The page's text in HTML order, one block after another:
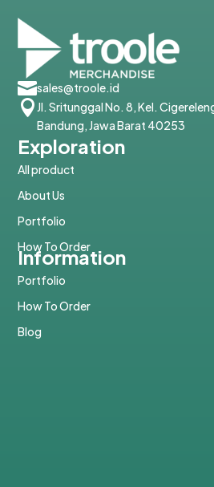
sales@troole.id
Jl. Sritunggal No. 8, Kel.
Bandung, Jawa Barat 40253
Exploration
All product
About Us
Portfolio
How To Order
Information
Portfolio
How To Order
Blog